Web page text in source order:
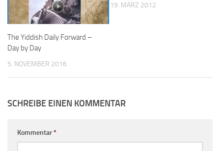
The Yiddish Daily Forward –
Day by Day
5. NOVEMBER 2016
19. MÄRZ 2012
SCHREIBE EINEN KOMMENTAR
Kommentar*